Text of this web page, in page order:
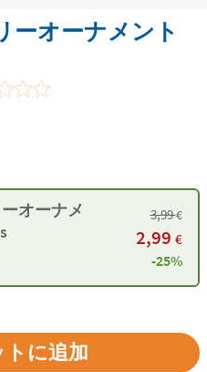
ーオーナメント
オーナメ
3,99€
2,99 €
-25%